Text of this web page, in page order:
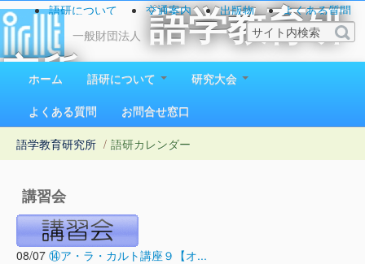
一般財団法人
語学教育研
究所
1923（大正12）年創立
語研について 交通案内 出版物
よくある質問
お問い合わせ
ホーム 語研について
研究大会
よくある質問
お問合せ窓口
語学教育研究所 / 語研カレンダー
講習会
08/07 ⑭ア・ラ・カルト講座９【オ...